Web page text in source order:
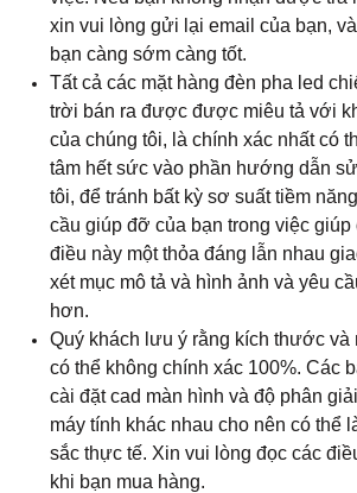
xin vui lòng gửi lại email của bạn,
bạn càng sớm càng tốt.
Tất cả các mặt hàng đèn pha led
trời bán ra được được miêu tả với
của chúng tôi, là chính xác nhất có
tâm hết sức vào phần hướng dẫn
tôi, để tránh bất kỳ sơ suất tiềm
cầu giúp đỡ của bạn trong việc
điều này một thỏa đáng lẫn nhau
xét mục mô tả và hình ảnh và yêu
hơn.
Quý khách lưu ý rằng kích thước và
có thể không chính xác 100%. Các
cài đặt cad màn hình và độ phân
máy tính khác nhau cho nên có thể
sắc thực tế. Xin vui lòng đọc các
khi bạn mua hàng.